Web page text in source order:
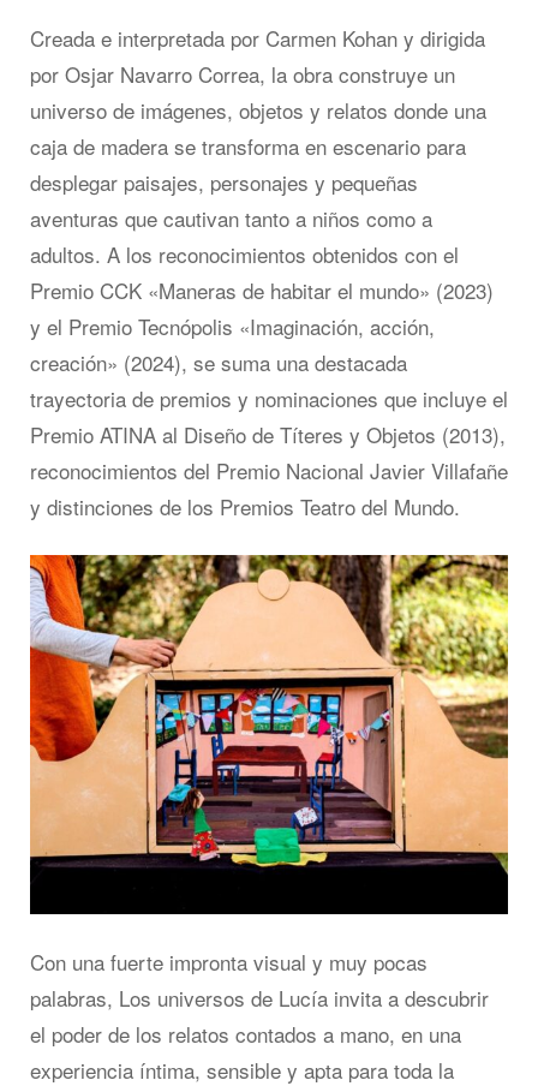
Creada e interpretada por Carmen Kohan y dirigida
por Osjar Navarro Correa, la obra construye un
universo de imágenes, objetos y relatos donde una
caja de madera se transforma en escenario para
desplegar paisajes, personajes y pequeñas
aventuras que cautivan tanto a niños como a
adultos. A los reconocimientos obtenidos con el
Premio CCK «Maneras de habitar el mundo» (2023)
y el Premio Tecnópolis «Imaginación, acción,
creación» (2024), se suma una destacada
trayectoria de premios y nominaciones que incluye el
Premio ATINA al Diseño de Títeres y Objetos (2013),
reconocimientos del Premio Nacional Javier Villafañe
y distinciones de los Premios Teatro del Mundo.
Con una fuerte impronta visual y muy pocas
palabras, Los universos de Lucía invita a descubrir
el poder de los relatos contados a mano, en una
experiencia íntima, sensible y apta para toda la